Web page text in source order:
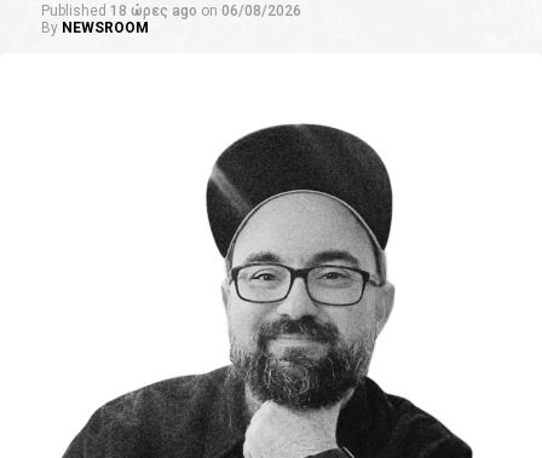
Published 18 ώρες ago on 06/08/2026
By NEWSROOM